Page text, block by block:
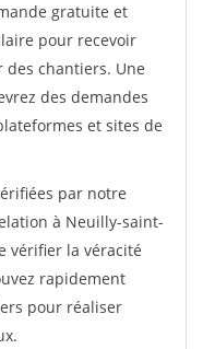
gratuite et
pour recevoir
chantiers. Une
des demandes
et sites de
par notre
à Neuilly-saint-
vérifier la véracité
rapidement
pour réaliser